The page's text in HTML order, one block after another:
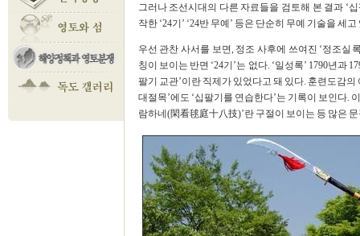
그러나 조선시대의 다른 자료들을 검토해 본 결과 ‘
작한 ‘24기’ ‘24반 무예’ 등은 단순히 무예 기술을 세
우선 관찬 사서를 보면, 정조 사후에 쓰여진 ‘정조실
칭이 보이는 반면 ‘24기’는 없다. ‘일성록’ 1790년과
팔기 교관’이란 직제가 있었다고 돼 있다. 훈련도감
대절목’에도 ‘십팔기를 연습한다’는 기록이 보인다.
람하네(閑看毬庭十八技)’란 구절이 보이는 등 많은